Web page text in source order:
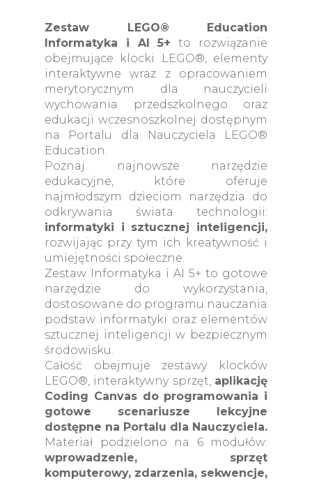
Zestaw LEGO® Education
Informatyka i AI 5+ to rozwiązanie
obejmujące klocki LEGO®, elementy
interaktywne wraz z opracowaniem
merytorycznym dla nauczycieli
wychowania przedszkolnego oraz
edukacji wczesnoszkolnej dostępnym
na Portalu dla Nauczyciela LEGO®
Education.
Poznaj najnowsze narzędzie
edukacyjne, które oferuje
najmłodszym dzieciom narzędzia do
odkrywania świata technologii:
informatyki i sztucznej inteligencji,
rozwijając przy tym ich kreatywność i
umiejętności społeczne.
Zestaw Informatyka i AI 5+ to gotowe
narzędzie do wykorzystania,
dostosowane do programu nauczania
podstaw informatyki oraz elementów
sztucznej inteligencji w bezpiecznym
środowisku.
Całość obejmuje zestawy klocków
LEGO®, interaktywny sprzęt, aplikację
Coding Canvas do programowania i
gotowe scenariusze lekcyjne
dostępne na Portalu dla Nauczyciela.
Materiał podzielono na 6 modułów:
wprowadzenie, sprzęt
komputerowy, zdarzenia, sekwencje,